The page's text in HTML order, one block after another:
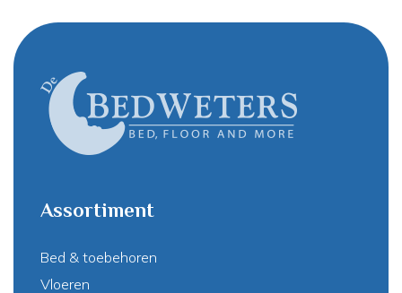
Assortiment
Bed & toebehoren
Vloeren